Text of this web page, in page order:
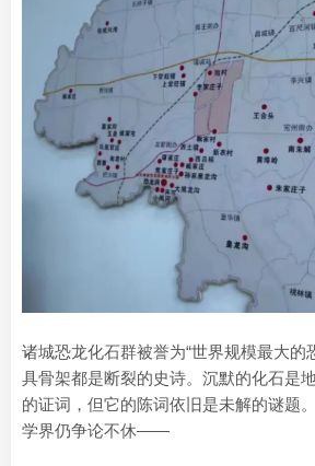
诸城恐龙化石群被誉为“世界规模最大的
具骨架都是断裂的史诗。沉默的化石是
的证词，但它的陈词依旧是未解的谜题
学界仍争论不休——